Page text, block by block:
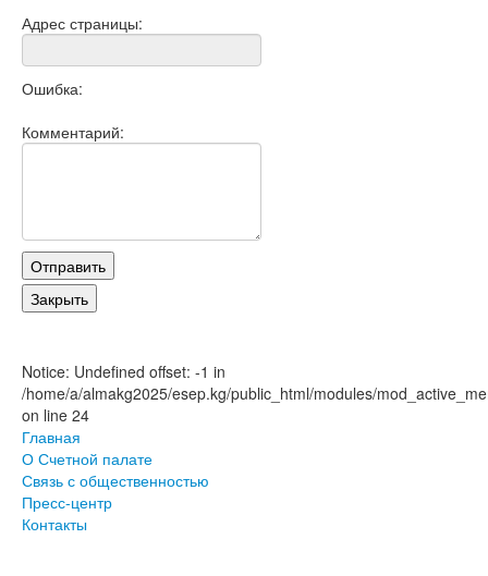
Адрес страницы:
Ошибка:
Комментарий:
Notice: Undefined offset: -1 in
/home/a/almakg2025/esep.kg/public_html/modules/
on line 24
Главная
О Счетной палате
Связь с общественностью
Пресс-центр
Контакты